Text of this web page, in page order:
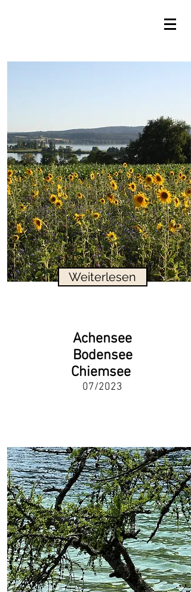
Weiterlesen
Achensee
Bodensee
Chiemsee
07/2023